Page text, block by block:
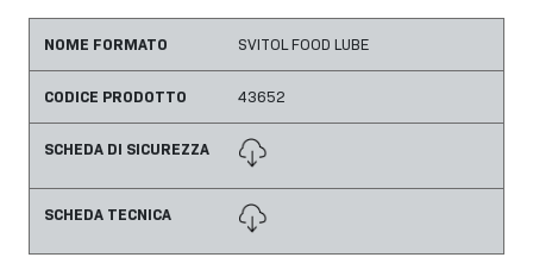
NOME FORMATO SVITOL FOOD LUBE
CODICE PRODOTTO 43652
SCHEDA DI SICUREZZA
SCHEDA TECNICA